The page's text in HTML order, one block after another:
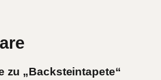
zu „Backsteintapete“